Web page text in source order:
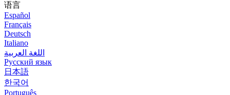
语言
Español
Français
Deutsch
Italiano
اللغة العربية
Русский язык
日本語
한국어
Português